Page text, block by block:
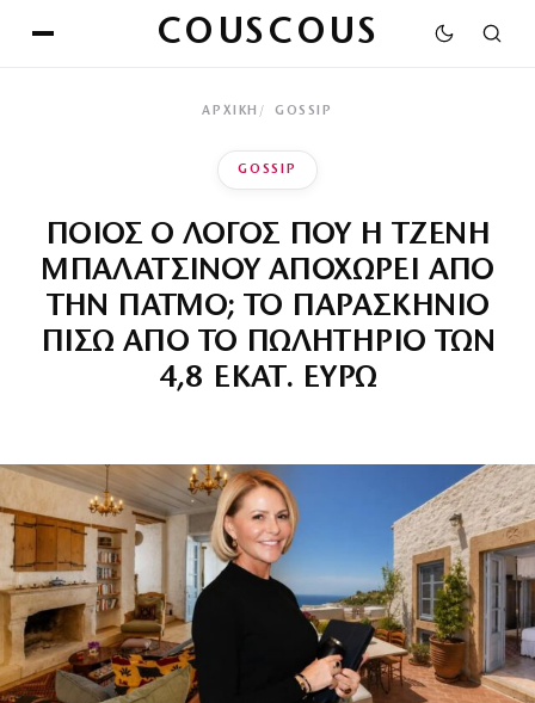
COUSCOUS
ΑΡΧΙΚΉ GOSSIP
GOSSIP
ΠΟΙΟΣ Ο ΛΟΓΟΣ ΠΟΥ Η ΤΖΕΝΗ
ΜΠΑΛΑΤΣΙΝΟΥ ΑΠΟΧΩΡΕΙ ΑΠΟ
ΤΗΝ ΠΑΤΜΟ; ΤΟ ΠΑΡΑΣΚΗΝΙΟ
ΠΙΣΩ ΑΠΟ ΤΟ ΠΩΛΗΤΗΡΙΟ ΤΩΝ
4,8 ΕΚΑΤ. ΕΥΡΩ